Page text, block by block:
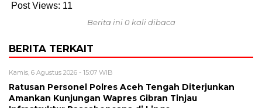
Post Views: 11
Berita ini 0 kali dibaca
BERITA TERKAIT
Kamis, 6 Agustus 2026 - 15:07 WIB
Ratusan Personel Polres Aceh Tengah Diterjunkan
Amankan Kunjungan Wapres Gibran Tinjau